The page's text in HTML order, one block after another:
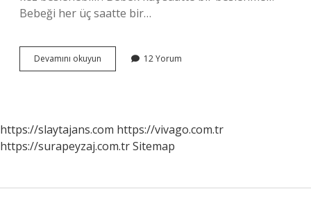
Bebeği her üç saatte bir…
Devamını okuyun Bebekler
Kaç
12 Yorum
https://slaytajans.com https://vivago.com.tr
https://surapeyzaj.com.trSitemap